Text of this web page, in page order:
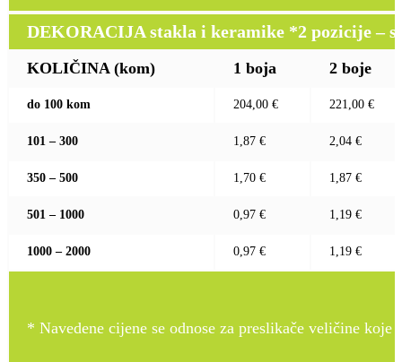
DEKORACIJA stakla i keramike *2 pozicije –
KOLIČINA (kom) 1 boja 2 boje
do 100 kom 204,00 € 221,00 €
101 – 300 1,87 € 2,04 €
350 – 500 1,70 € 1,87 €
501 – 1000 0,97 € 1,19 €
1000 – 2000 0,97 € 1,19 €
* Navedene cijene se odnose za preslikače veličine